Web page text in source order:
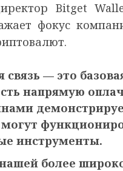
Bitget
фокус
связь — это
напрямую
инструменты.
более